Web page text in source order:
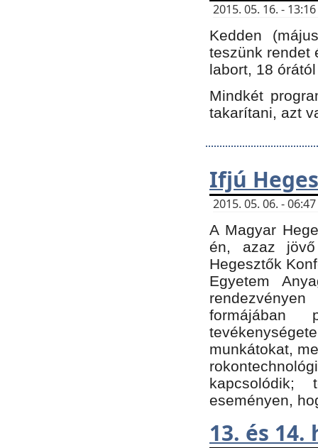
2015. 05. 16. -
Kedden
teszünk rendet
labort, 18
Mindkét
takarítani, azt
Ifjú
2015. 05. 06. -
A Magyar
én, azaz
Hegesztők
Egyetem
formájában
munkátokat,
eseményen,
13. és